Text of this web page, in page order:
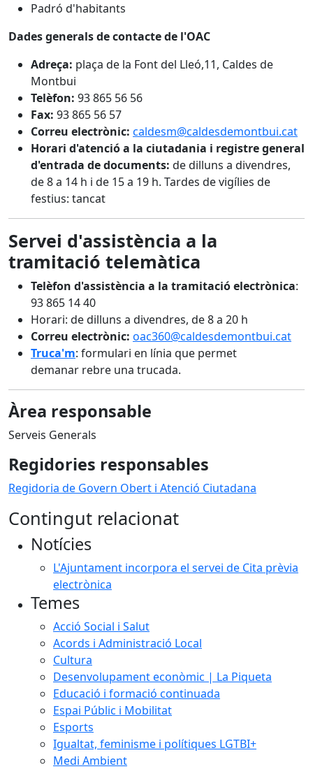
Padró d'habitants
Dades generals de contacte de l'OAC
Adreça: plaça de la Font del Lleó,11, Caldes de
Montbui
Telèfon: 93 865 56 56
Fax: 93 865 56 57
Correu electrònic: caldesm@caldesdemontbui.cat
Horari d'atenció a la ciutadania i registre general
d'entrada de documents: de dilluns a divendres,
de 8 a 14 h i de 15 a 19 h. Tardes de vigílies de
festius: tancat
Servei d'assistència a la
tramitació telemàtica
Telèfon d'assistència a la tramitació electrònica:
93 865 14 40
Horari: de dilluns a divendres, de 8 a 20 h
Correu electrònic: oac360@caldesdemontbui.cat
Truca'm: formulari en línia que permet
demanar rebre una trucada.
Àrea responsable
Serveis Generals
Regidories responsables
Regidoria de Govern Obert i Atenció Ciutadana
Contingut relacionat
Notícies
L'Ajuntament incorpora el servei de Cita prèvia
electrònica
Temes
Acció Social i Salut
Acords i Administració Local
Cultura
Desenvolupament econòmic | La Piqueta
Educació i formació continuada
Espai Públic i Mobilitat
Esports
Igualtat, feminisme i polítiques LGTBI+
Medi Ambient